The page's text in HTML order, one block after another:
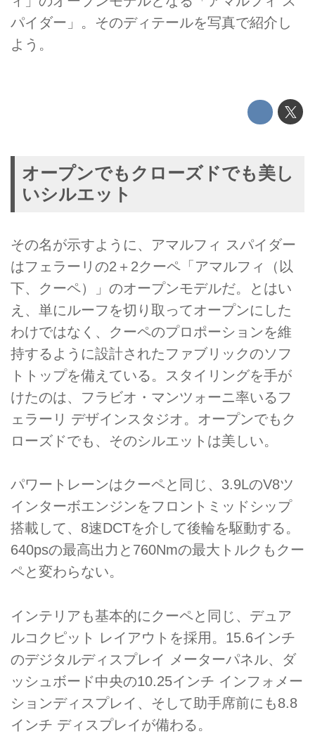
パイダー」。そのディテールを写真で紹介し
よう。
オープンでもクローズドでも美し
いシルエット
その名が示すように、アマルフィ スパイダー
はフェラーリの2＋2クーペ「アマルフィ（以
下、クーペ）」のオープンモデルだ。とはい
え、単にルーフを切り取ってオープンにした
わけではなく、クーペのプロポーションを維
持するように設計されたファブリックのソフ
トトップを備えている。スタイリングを手が
けたのは、フラビオ・マンツォーニ率いるフ
ェラーリ デザインスタジオ。オープンでもク
ローズドでも、そのシルエットは美しい。
パワートレーンはクーペと同じ、3.9LのV8ツ
インターボエンジンをフロントミッドシップ
搭載して、8速DCTを介して後輪を駆動する。
640psの最高出力と760Nmの最大トルクもクー
ペと変わらない。
インテリアも基本的にクーペと同じ、デュア
ルコクピット レイアウトを採用。15.6インチ
のデジタルディスプレイ メーターパネル、ダ
ッシュボード中央の10.25インチ インフォメー
ションディスプレイ、そして助手席前にも8.8
インチ ディスプレイが備わる。